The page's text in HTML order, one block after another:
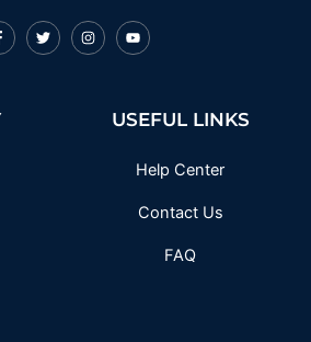
T
w
I
n
Y
o
e
USEFUL LINKS
Help Center
Contact Us
FAQ